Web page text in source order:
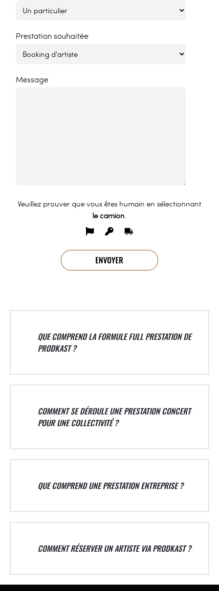
Prestation souhaitée
Message
Veuillez prouver que vous êtes humain en sélectionnant
le camion.
QUE COMPREND LA FORMULE FULL PRESTATION DE
PRODKAST ?
COMMENT SE DÉROULE UNE PRESTATION CONCERT
POUR UNE COLLECTIVITÉ ?
QUE COMPREND UNE PRESTATION ENTREPRISE ?
COMMENT RÉSERVER UN ARTISTE VIA PRODKAST ?